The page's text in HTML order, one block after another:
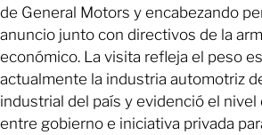
de General Motors y encabezando
anuncio junto con directivos de la
económico. La visita refleja el peso
actualmente la industria automotriz
industrial del país y evidenció el nivel
entre gobierno e iniciativa privada